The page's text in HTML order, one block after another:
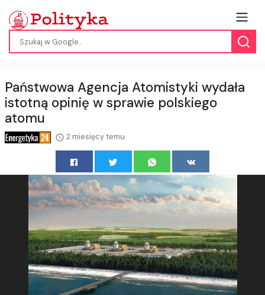
Państwowa Agencja Atomistyki wydała
istotną opinię w sprawie polskiego
atomu
2 miesięcy temu